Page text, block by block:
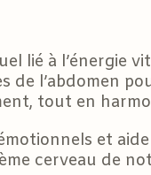
lié à l’énergie
l’abdomen
tout en
et
cerveau de